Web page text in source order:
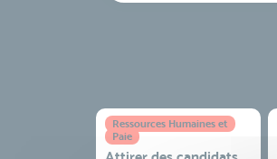
Ressources Humaines et
Paie